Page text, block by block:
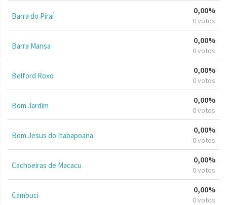
Barra do Piraí
0,00%
0 votos
Barra Mansa
0,00%
0 votos
Belford Roxo
0,00%
0 votos
Bom Jardim
0,00%
0 votos
Bom Jesus do Itabapoana
0,00%
0 votos
Cachoeiras de Macacu
0,00%
0 votos
Cambuci
0,00%
0 votos